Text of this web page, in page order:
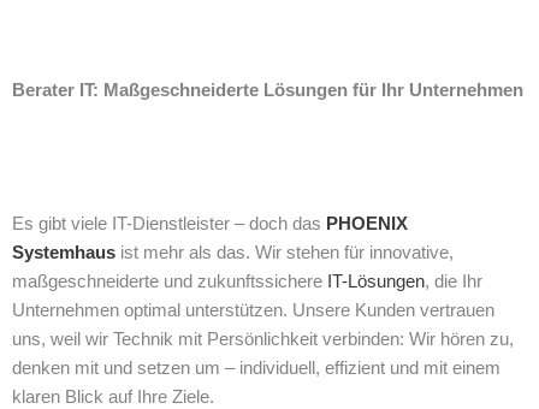
Berater IT: Maßgeschneiderte Lösungen für Ihr Unternehmen
Es gibt viele IT-Dienstleister – doch das PHOENIX
Systemhaus ist mehr als das. Wir stehen für innovative,
maßgeschneiderte und zukunftssichere IT-Lösungen, die Ihr
Unternehmen optimal unterstützen. Unsere Kunden vertrauen
uns, weil wir Technik mit Persönlichkeit verbinden: Wir hören zu,
denken mit und setzen um – individuell, effizient und mit einem
klaren Blick auf Ihre Ziele.